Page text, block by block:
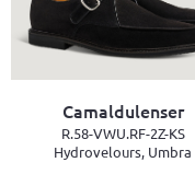
Camaldulenser
R.58-VWU.RF-2Z-KS
Hydrovelours, Umbra